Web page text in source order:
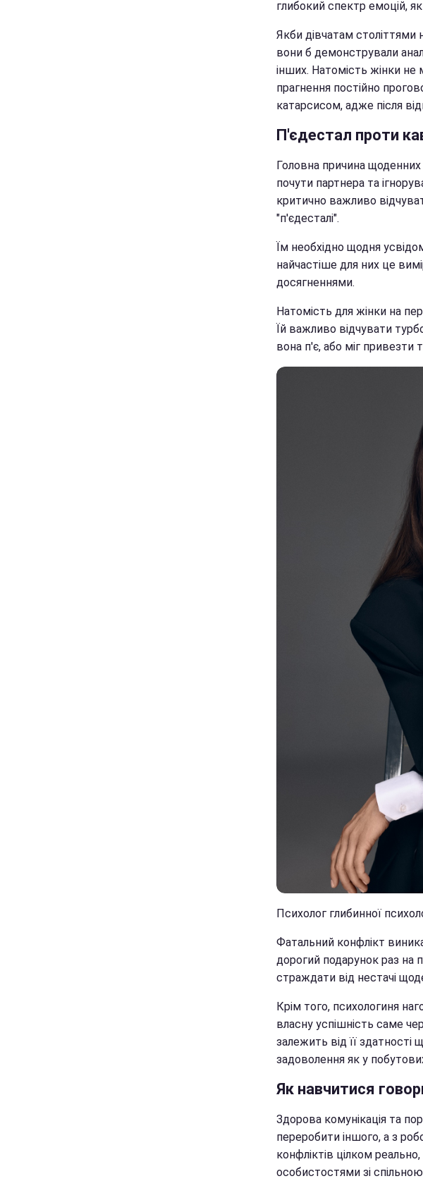
глибокий спектр емоцій, як
Якби дівчатам
вони б демонстрували
інших. Натомість жінки
прагнення постійно
катарсисом, адже після
П'єдестал проти
Головна причина
почути партнера та
критично важливо
"п'єдесталі".
Їм необхідно щодня
найчастіше для них це
досягненнями.
Натомість для жінки на
Їй важливо відчувати
вона п'є, або міг привезти
Психолог глибинної
Фатальний конфлікт
дорогий подарунок раз на
страждати від нестачі
Крім того, психологиня
власну успішність саме
залежить від її здатності
задоволення як у
Як навчитися
Здорова комунікація та
переробити іншого, а з
конфліктів цілком
особистостями зі